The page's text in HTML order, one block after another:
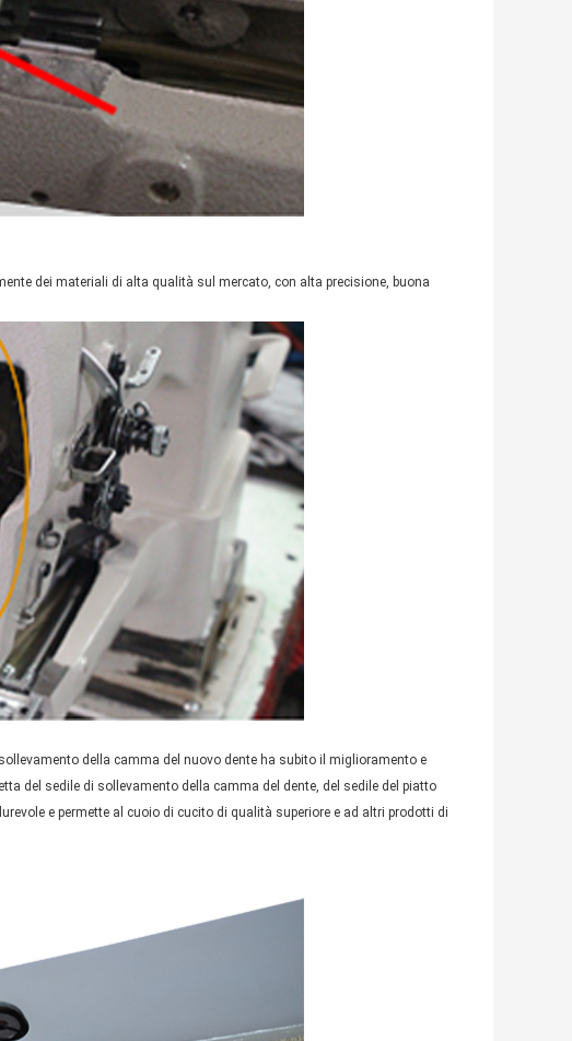
dei materiali di alta qualità sul mercato, con alta precisione, buona
della camma del nuovo dente ha subito il miglioramento e
del sedile di sollevamento della camma del dente, del sedile del piatto
e permette al cuoio di cucito di qualità superiore e ad altri prodotti di